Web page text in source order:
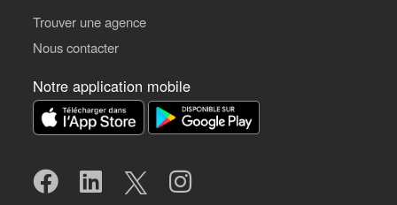
Trouver une agence
Nous contacter
Notre application mobile